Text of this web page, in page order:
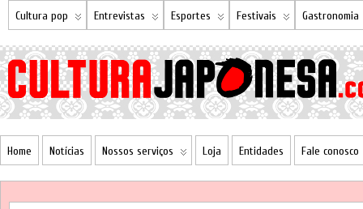
Cultura pop Entrevistas Esportes Festivais Gastronomia
Home Notícias Nossos serviços Loja Entidades Fale conosco